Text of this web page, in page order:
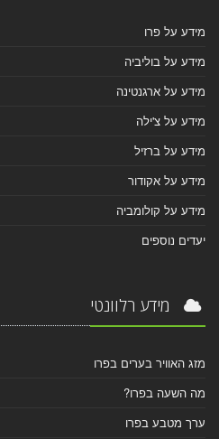
מידע על פרו
מידע על בוליביה
מידע על ארגנטינה
מידע על צ'ילה
מידע על ברזיל
מידע על אקודור
מידע על קולומביה
יעדים נוספים
מידע רלוונטי
מזג האוויר בערים בפרו
מה השעה בפרו?
ערך מטבע בפרו